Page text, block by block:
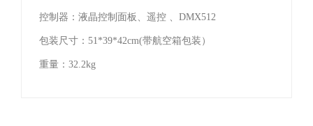
控制器：液晶控制面板、遥控 、DMX512
包装尺寸：51*39*42cm(带航空箱包装）
重量：32.2kg